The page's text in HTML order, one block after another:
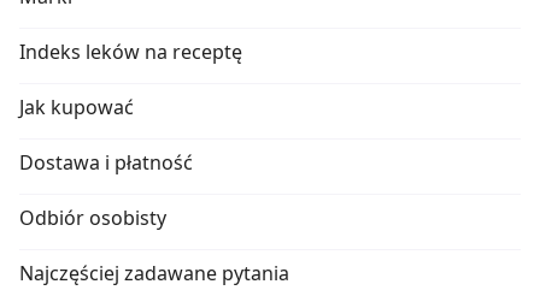
Indeks leków na receptę
Jak kupować
Dostawa i płatność
Odbiór osobisty
Najczęściej zadawane pytania